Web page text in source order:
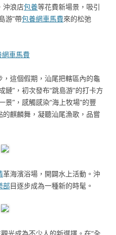
沖浪店包養等花費新場景，吸引
游”帶包養網車馬費來的松弛
網車馬費
，這個假期，汕尾把轄區內的龜
”，初次發布“跳島游”的打卡方
景”，感觸感染“海上牧場”的豐
麒麟舞，凝聽汕尾漁歌，品嘗
革海濱浴場，開闢水上活動。沖
部目逐步成為一種新的時髦。